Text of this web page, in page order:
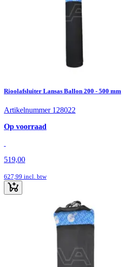
Rioolafsluiter Lansas Ballon 200 - 500 mm
Artikelnummer 128022
Op voorraad
519,00
627,99 incl. btw